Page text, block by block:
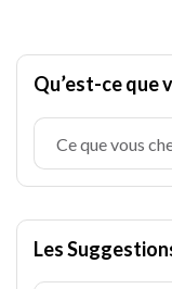
Qu’est-ce que
Les